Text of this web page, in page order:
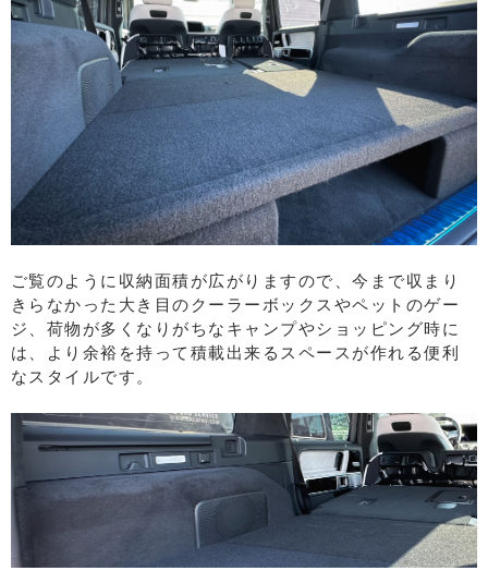
ご覧のように収納面積が広がりますので、今まで収まり
きらなかった大き目のクーラーボックスやペットのゲー
ジ、荷物が多くなりがちなキャンプやショッピング時に
は、より余裕を持って積載出来るスペースが作れる便利
なスタイルです。